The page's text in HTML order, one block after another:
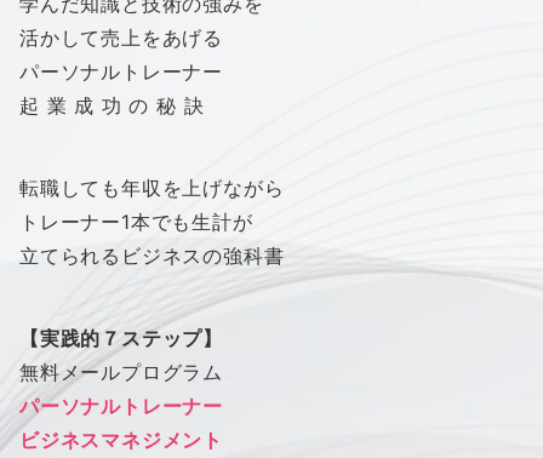
活かして売上をあげる
パーソナルトレーナー
起 業 成 功 の 秘 訣
転職しても年収を上げながら
トレーナー1本でも生計が
立てられるビジネスの強科書
【実践的７ステップ】
無料メールプログラム
パーソナルトレーナー
ビジネスマネジメント